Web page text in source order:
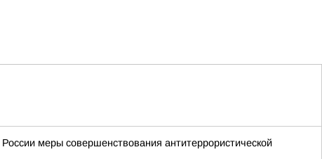
меры совершенствования антитеррористической